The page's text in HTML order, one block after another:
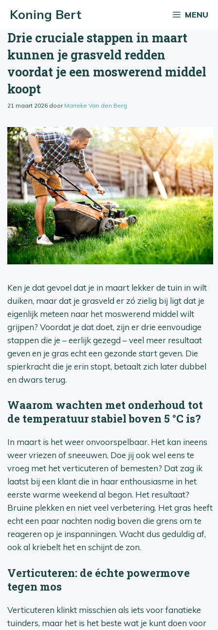
naar
de
inhoud
Koning Bert MENU
Drie cruciale stappen in maart
kunnen je grasveld redden
voordat je een moswerend middel
koopt
21 maart 2026 door Marieke Van den Berg
Ken je dat gevoel dat je in maart lekker de tuin in wilt
duiken, maar dat je grasveld er zó zielig bij ligt dat je
eigenlijk meteen naar het moswerend middel wilt
grijpen? Voordat je dat doet, zijn er drie eenvoudige
stappen die je – eerlijk gezegd – veel meer resultaat
geven en je gras echt een gezonde start geven. Die
spierkracht die je erin stopt, betaalt zich later dubbel
en dwars terug.
Waarom wachten met onderhoud tot
de temperatuur stabiel boven 5 °C is?
In maart is het weer onvoorspelbaar. Het kan ineens
weer vriezen of sneeuwen. Doe jij ook wel eens te
vroeg met het verticuteren of bemesten? Dat zag ik
laatst bij een klant die in haar enthousiasme in het
eerste warme weekend al begon. Het resultaat?
Bruine plekken en niet veel verbetering. Het gras heeft
echt een paar nachten nodig boven die grens om te
reageren op je inspanningen. Wacht dus geduldig af,
ook al kriebelt het en schijnt de zon.
Verticuteren: de échte powermove
tegen mos
Verticuteren klinkt misschien als iets voor fanatieke
tuinders, maar het is het beste wat je kunt doen voor